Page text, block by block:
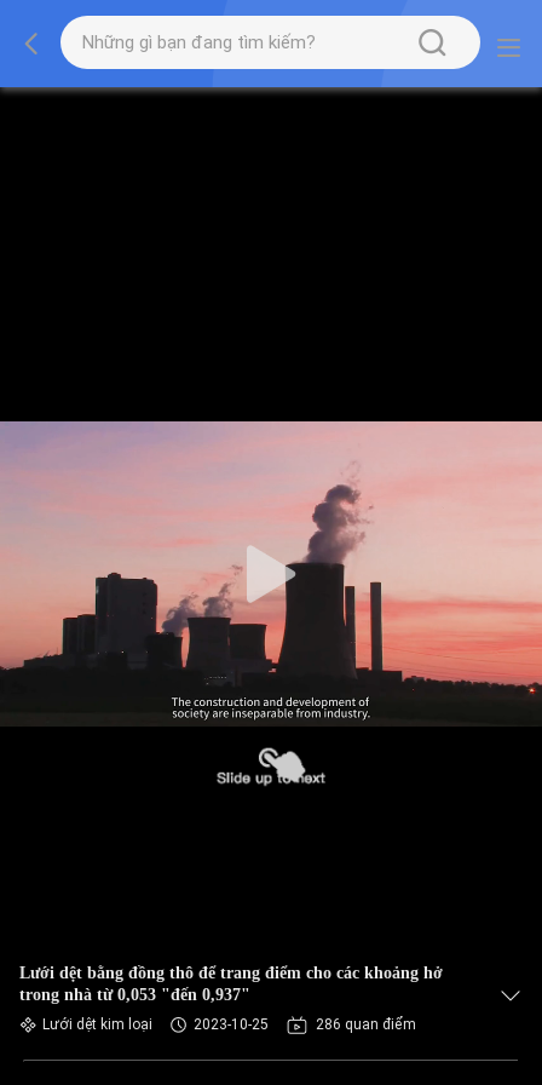
Lưới dệt bằng đồng thô để trang điểm cho các khoảng hở
trong nhà từ 0,053 "đến 0,937"
Lưới dệt kim loại 2023-10-25 286 quan điểm